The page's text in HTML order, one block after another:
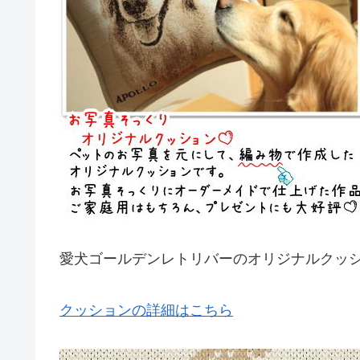
愛犬ゴールデンレトリバーのオリジナルクッ
クッションの詳細はこちら